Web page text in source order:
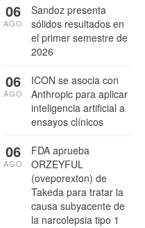
Sandoz presenta
sólidos resultados en
el primer semestre de
2026
06
AGO
ICON se asocia con
Anthropic para aplicar
inteligencia artificial a
ensayos clínicos
06
AGO
FDA aprueba
ORZEYFUL
(oveporexton) de
Takeda para tratar la
causa subyacente de
la narcolepsia tipo 1
06
AGO